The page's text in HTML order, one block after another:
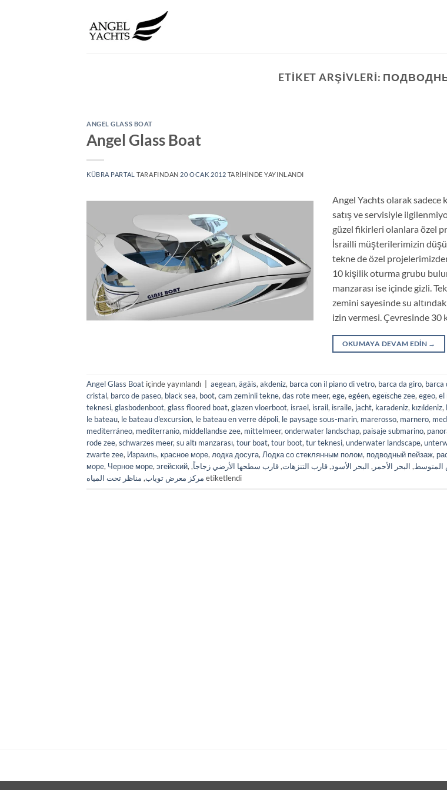
ETIKET ARŞIVLERI:
ANGEL GLASS BOAT
Angel Glass Boat
KÜBRA PARTAL TARAFINDAN 20 OCAK 2012 TARIHINDE YAYINLANDI
Angel Yachts olarak sadece
satış ve servisiyle
güzel fikirleri olanlara özel
İsrailli müşterilerimizin
tekne de özel
10 kişilik oturma grubu
manzarası ise içinde gizli.
zemini sayesinde su
izin vermesi. Çevresinde 30
OKUMAYA DEVAM EDIN →
Angel Glass Boat içinde yayınlandı aegean, ägäis, akdeniz, barca con il piano di vetro, barca da giro, barca
cristal, barco de paseo, black sea, boot, cam zeminli tekne, das rote meer, ege, egéen, egeïsche zee, egeo, el
teknesi, glasbodenboot, glass floored boat, glazen vloerboot, israel, israil, israile, jacht, karadeniz, kızıldeniz,
le bateau, le bateau d'excursion, le bateau en verre dépoli, le paysage sous-marin, marerosso, marnero,
mediterráneo, mediterranio, middellandse zee, mittelmeer, onderwater landschap, paisaje submarino,
rode zee, schwarzes meer, su altı manzarası, tour boat, tour boot, tur teknesi, underwater landscape,
zwarte zee, Израиль, красное море, лодка досуга, Лодка со стеклянным полом, подводный пейзаж,
морe, Черное море, эгейский, المتوسط, البحر الأحمر , البحر الأسود,قارب التنزهات,قارب سطحها الأرضي زجاجاً,
مركز معرض توياب, مناظر تحت المياه etiketlendi